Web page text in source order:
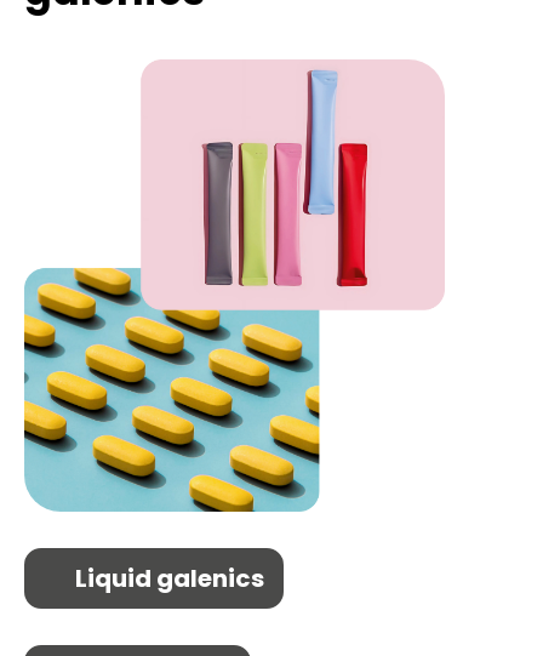
Liquid galenics